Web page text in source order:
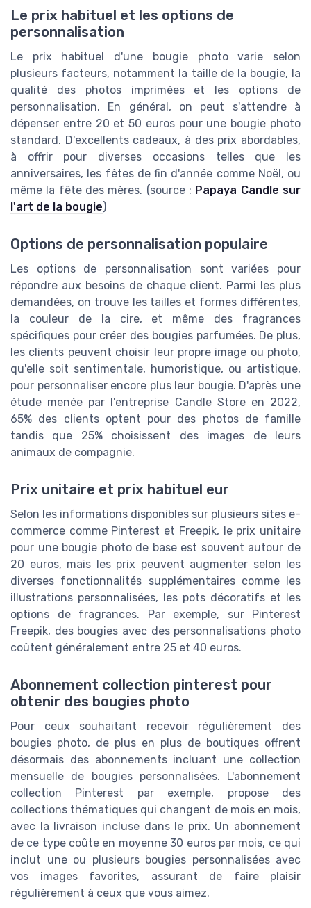
Le prix habituel et les options de
personnalisation
Le prix habituel d'une bougie photo varie selon
plusieurs facteurs, notamment la taille de la bougie, la
qualité des photos imprimées et les options de
personnalisation. En général, on peut s'attendre à
dépenser entre 20 et 50 euros pour une bougie photo
standard. D'excellents cadeaux, à des prix abordables,
à offrir pour diverses occasions telles que les
anniversaires, les fêtes de fin d'année comme Noël, ou
même la fête des mères. (source : Papaya Candle sur
l'art de la bougie)
Options de personnalisation populaire
Les options de personnalisation sont variées pour
répondre aux besoins de chaque client. Parmi les plus
demandées, on trouve les tailles et formes différentes,
la couleur de la cire, et même des fragrances
spécifiques pour créer des bougies parfumées. De plus,
les clients peuvent choisir leur propre image ou photo,
qu'elle soit sentimentale, humoristique, ou artistique,
pour personnaliser encore plus leur bougie. D'après une
étude menée par l'entreprise Candle Store en 2022,
65% des clients optent pour des photos de famille
tandis que 25% choisissent des images de leurs
animaux de compagnie.
Prix unitaire et prix habituel eur
Selon les informations disponibles sur plusieurs sites e-
commerce comme Pinterest et Freepik, le prix unitaire
pour une bougie photo de base est souvent autour de
20 euros, mais les prix peuvent augmenter selon les
diverses fonctionnalités supplémentaires comme les
illustrations personnalisées, les pots décoratifs et les
options de fragrances. Par exemple, sur Pinterest
Freepik, des bougies avec des personnalisations photo
coûtent généralement entre 25 et 40 euros.
Abonnement collection pinterest pour
obtenir des bougies photo
Pour ceux souhaitant recevoir régulièrement des
bougies photo, de plus en plus de boutiques offrent
désormais des abonnements incluant une collection
mensuelle de bougies personnalisées. L'abonnement
collection Pinterest par exemple, propose des
collections thématiques qui changent de mois en mois,
avec la livraison incluse dans le prix. Un abonnement
de ce type coûte en moyenne 30 euros par mois, ce qui
inclut une ou plusieurs bougies personnalisées avec
vos images favorites, assurant de faire plaisir
régulièrement à ceux que vous aimez.